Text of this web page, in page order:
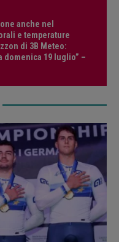
anche nel
e temperature
di 3B Meteo:
domenica 19 luglio” –